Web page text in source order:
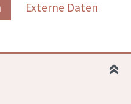
Externe Daten